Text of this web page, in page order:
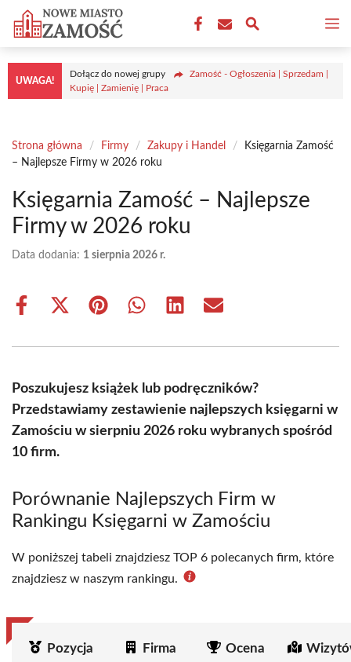
Przejdź
treści
UWAGA!
Dołącz do nowej grupy
Zamość - Ogłoszenia | Sprzedam |
Kupię | Zamienię | Praca
Strona główna / Firmy / Zakupy i Handel /
Księgarnia Zamość
– Najlepsze Firmy w 2026 roku
Księgarnia Zamość – Najlepsze
Firmy w 2026 roku
Data dodania: 1 sierpnia 2026 r.
Share
Share
(Twitter)
Share Share Share Share
Poszukujesz książek lub podręczników?
Przedstawiamy zestawienie najlepszych księgarni w
Zamościu w sierpniu 2026 roku wybranych spośród
10 firm.
Porównanie Najlepszych Firm w
Rankingu Księgarni w Zamościu
W poniższej tabeli znajdziesz TOP 6 polecanych firm, które
znajdziesz w naszym rankingu.
Pozycja Firma Ocena